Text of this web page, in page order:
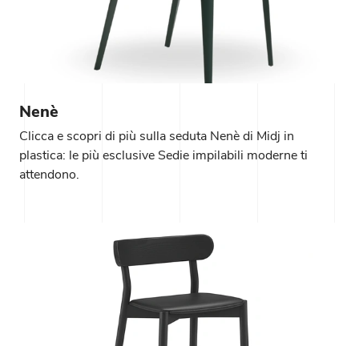
Nenè
Clicca e scopri di più sulla seduta Nenè di Midj in
plastica: le più esclusive Sedie impilabili moderne ti
attendono.